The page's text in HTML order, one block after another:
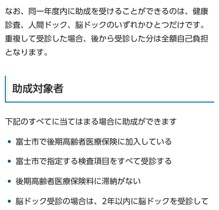
なお、同一年度内に助成を受けることができるのは、健康
診査、人間ドック、脳ドックのいずれかひとつだけです。
重複して受診した場合、後から受診した分は全額自己負担
となります。
助成対象者
下記のすべてに当てはまる場合に助成ができます
富士市で後期高齢者医療保険に加入している
富士市で指定する検査項目をすべて受診する
後期高齢者医療保険料に滞納がない
脳ドック受診の場合は、2年以内に脳ドックを受診して